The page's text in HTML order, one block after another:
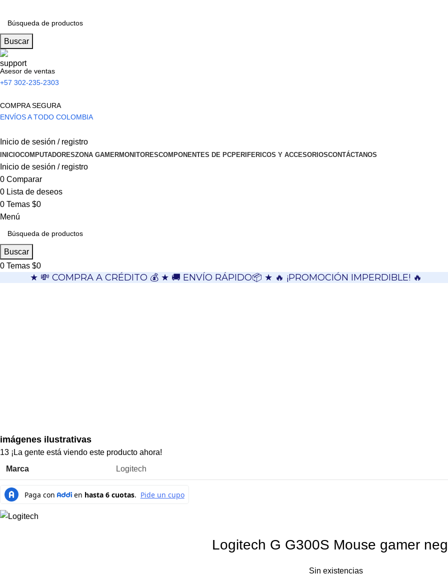
Buscar
Asesor de ventas
+57 302-235-2303
COMPRA SEGURA
ENVÍOS A TODO COLOMBIA
Inicio de sesión / registro
INICIOCOMPUTADORESZONA GAMERMONITORESCOMPONENTES DE PCPERIFERICOS Y ACCESORIOSCONTÁCTANOS
Inicio de sesión / registro
0 Comparar
0 Lista de deseos
0 Temas $0
Menú
Buscar
0 Temas $0
★ 💸 COMPRA A CRÉDITO 💰 ★ 🚚 ENVÍO RÁPIDO📦 ★ 🔥 ¡PROMOCIÓN IMPERDIBLE! 🔥
imágenes ilustrativas
13 ¡La gente está viendo este producto ahora!
Marca
Logitech
Logitech G G300S Mouse gamer
Sin existencias